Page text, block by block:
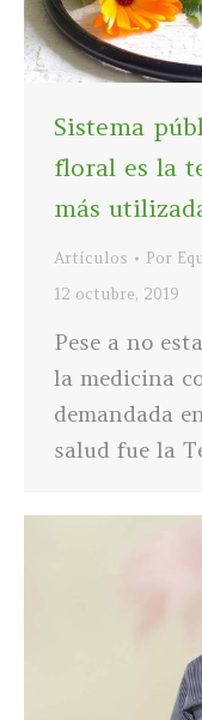
Sistema
floral es la
más
Artículos Por
12 octubre, 2019
Pese a no
la medicina
demandada
salud fue la